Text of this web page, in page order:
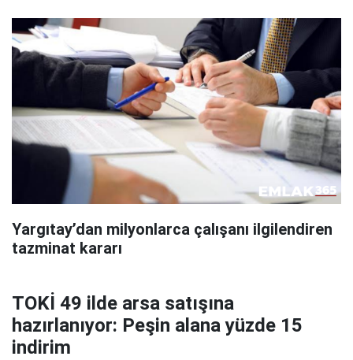
Yargıtay’dan milyonlarca çalışanı ilgilendiren
tazminat kararı
TOKİ 49 ilde arsa satışına
hazırlanıyor: Peşin alana yüzde 15
indirim